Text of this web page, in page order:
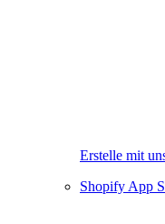
Erstelle mit
Shopify App